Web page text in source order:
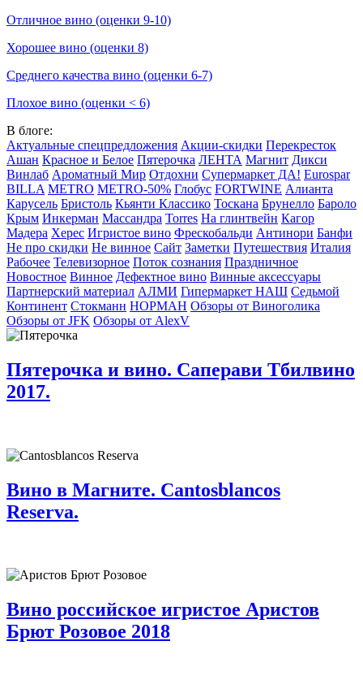
Отличное вино (оценки 9-10)
Хорошее вино (оценки 8)
Среднего качества вино (оценки 6-7)
Плохое вино (оценки < 6)
В блоге:
Актуальные спецпредложения Акции-скидки Перекресток
Ашан Красное и Белое Пятерочка ЛЕНТА Магнит Дикси
Винлаб Ароматный Мир Отдохни Супермаркет ДА! Eurospar
BILLA METRO METRO-50% Глобус FORTWINE Алианта
Карусель Бристоль Кьянти Классико Тоскана Брунелло Бароло
Крым Инкерман Массандра Torres На глинтвейн Кагор
Мадера Херес Игристое вино Фрескобальди Антинори Банфи
Не про скидки Не винное Сайт Заметки Путешествия Италия
Рабочее Телевизорное Поток сознания Праздничное
Новостное Винное Дефектное вино Винные аксессуары
Партнерский материал АЛМИ Гипермаркет НАШ Седьмой
Континент Стокманн НОРМАН Обзоры от Виноголика
Обзоры от JFK Обзоры от AlexV
Пятерочка и вино. Саперави Тбилвино
2017.
Вино в Магните. Cantosblancos
Reserva.
Вино российское игристое Аристов
Брют Розовое 2018